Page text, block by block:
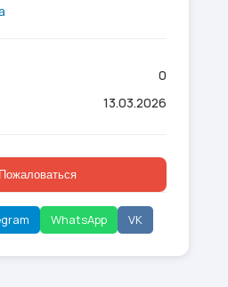
0
13.03.2026
Пожаловаться
WhatsApp VK